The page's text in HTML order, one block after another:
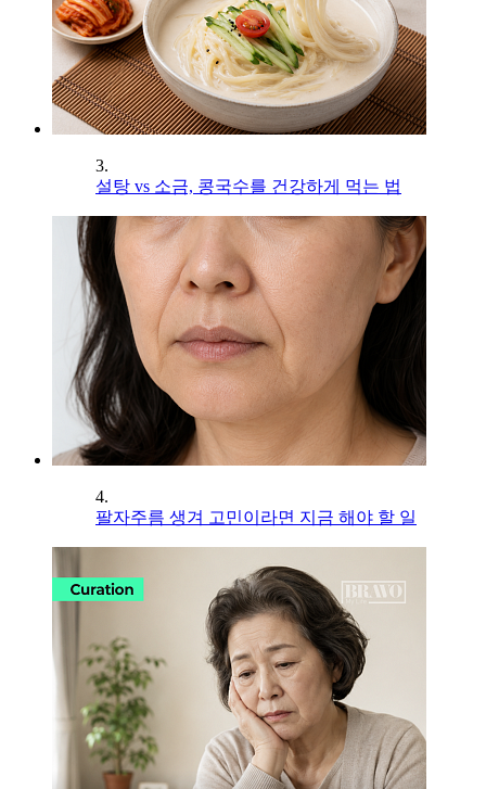
3.
설탕 vs 소금, 콩국수를 건강하게 먹는 법
4.
팔자주름 생겨 고민이라면 지금 해야 할 일